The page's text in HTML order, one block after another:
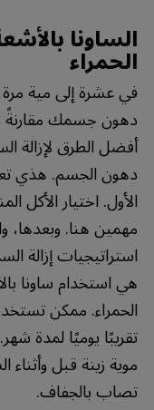
الساونا
الحمراء
في عشرة إلى مية
دهون جسمك مقارنةً
أفضل الطرق لإزالة
دهون الجسم. هذي
الأول. اختيار الأكل
مهمين هنا.
استراتيجيات إزالة
هي استخدام ساونا
الحمراء. ممكن
تقريبًا يوميًا لمدة
موية زينة قبل وأثناء
تصاب بالجفاف.